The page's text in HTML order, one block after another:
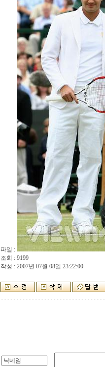
파일 :
조회 : 9199
작성 : 2007년 07월 08일 23:22:00